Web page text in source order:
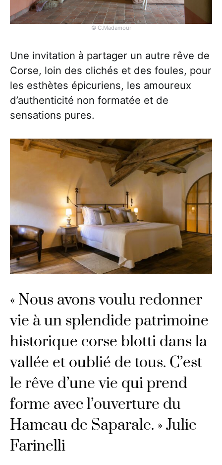
© C.Madamour
Une invitation à partager un autre rêve de
Corse, loin des clichés et des foules, pour
les esthètes épicuriens, les amoureux
d’authenticité non formatée et de
sensations pures.
« Nous avons voulu redonner
vie à un splendide patrimoine
historique corse blotti dans la
vallée et oublié de tous. C’est
le rêve d’une vie qui prend
forme avec l’ouverture du
Hameau de Saparale. » Julie
Farinelli